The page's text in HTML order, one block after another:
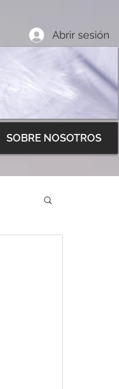
Abrir sesión
SOBRE NOSOTROS